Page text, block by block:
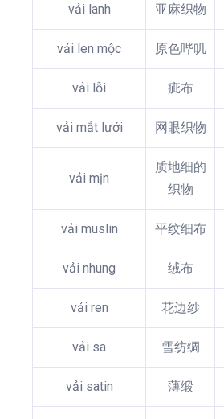
vải lanh 亚麻织物
vải len mộc 原色哔叽
vải lỗi 疵布
vải mắt lưới 网眼织物
vải mịn
质地细的
织物
vải muslin 平纹细布
vải nhung 绒布
vải ren 花边纱
vải sa 雪纺绸
vải satin 薄缎